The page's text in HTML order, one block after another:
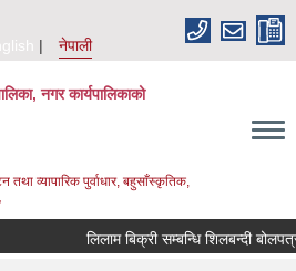
नेपाली
नगर कार्यपालिकाको
तथा व्यापारिक पुर्वाधार, बहुसाँस्कृतिक,